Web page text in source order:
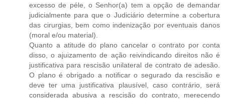
excesso de péle, o Senhor(a) tem a opção de demandar
judicialmente para que o Judiciário determine a cobertura
das cirurgias, bem como indenização por eventuais danos
(moral e/ou material).
Quanto a atitude do plano cancelar o contrato por conta
disso, o ajuizamento de ação reivindicando direitos não é
justificativa para rescisão unilateral de contrato de adesão.
O plano é obrigado a notificar o segurado da rescisão e
deve ter uma justificativa plausível, caso contrário, será
considerada abusiva a rescisão do contrato, merecendo